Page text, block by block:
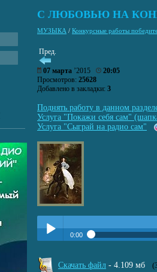
С ЛЮБОВЬЮ НА
МУЗЫКА / Конкурсные работы
Пред.
07 марта ’2015
20:05
Просмотров: 25628
Добавлено в закладки: 3
Поднять работу в данном
Услуга "Покажи себя сам"
Услуга "Сыграй на радио сам"
Play /
0:00
Скачать файл - 4.109 мб